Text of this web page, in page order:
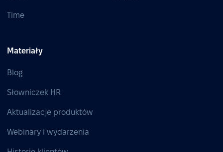
Time
Materiały
Blog
Słowniczek HR
Aktualizacje produktów
Webinary i wydarzenia